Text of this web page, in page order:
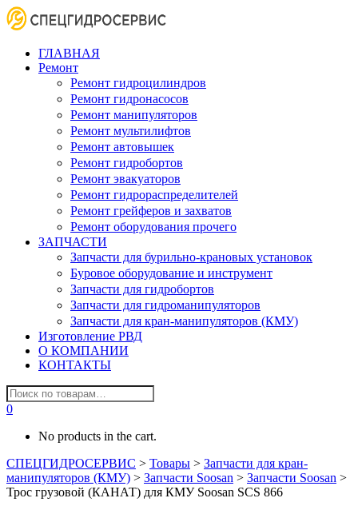
ГЛАВНАЯ
Ремонт
Ремонт гидроцилиндров
Ремонт гидронасосов
Ремонт манипуляторов
Ремонт мультилифтов
Ремонт автовышек
Ремонт гидробортов
Ремонт эвакуаторов
Ремонт гидрораспределителей
Ремонт грейферов и захватов
Ремонт оборудования прочего
ЗАПЧАСТИ
Запчасти для бурильно-крановых установок
Буровое оборудование и инструмент
Запчасти для гидробортов
Запчасти для гидроманипуляторов
Запчасти для кран-манипуляторов (КМУ)
Изготовление РВД
О КОМПАНИИ
КОНТАКТЫ
0
No products in the cart.
СПЕЦГИДРОСЕРВИС > Товары > Запчасти для кран-
манипуляторов (КМУ) > Запчасти Soosan > Запчасти Soosan >
Трос грузовой (КАНАТ) для КМУ Soosan SCS 866